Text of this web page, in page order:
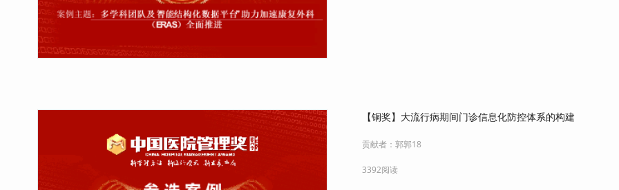
【铜奖】大流行病期间门诊信息化防控体系的构建
贡献者：郭郭18
3392阅读